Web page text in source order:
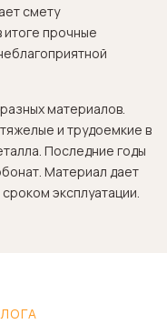
смету
итоге прочные
материалов.
и трудоемкие в
Последние годы
Материал дает
эксплуатации.